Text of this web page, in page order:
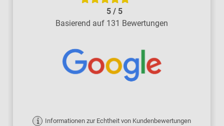
5/ 5
Basierend auf 131 Bewertungen
Informationen zur Echtheit von Kundenbewertungen